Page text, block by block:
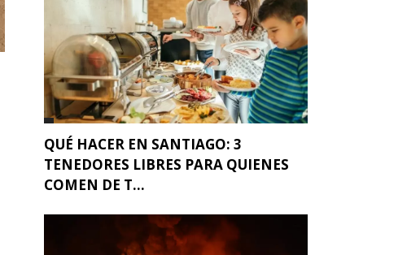
QUÉ HACER EN SANTIAGO: 3
TENEDORES LIBRES PARA QUIENES
COMEN DE T...